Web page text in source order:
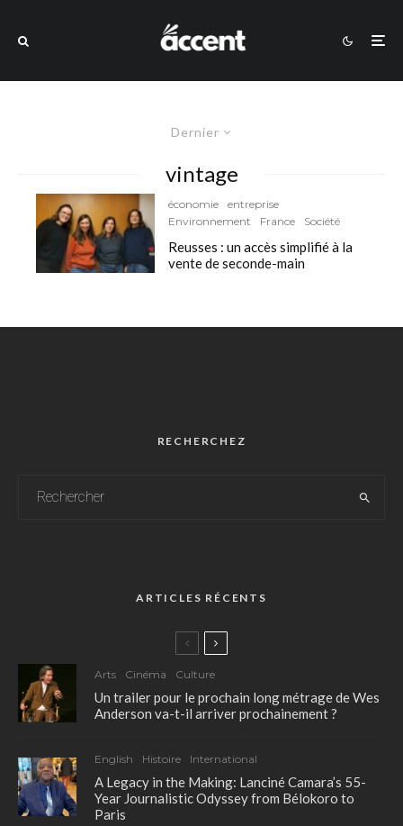
Dernier
vintage
économie
entreprise
Environnement
France Société
Reusses : un accès simplifié à la
vente de seconde-main
RECHERCHEZ
ARTICLES RÉCENTS
Arts Cinéma Culture
Un trailer pour le prochain long métrage de Wes
Anderson va-t-il arriver prochainement ?
English Histoire International
A Legacy in the Making: Lanciné Camara’s 55-
Year Journalistic Odyssey from Bélokoro to
Paris